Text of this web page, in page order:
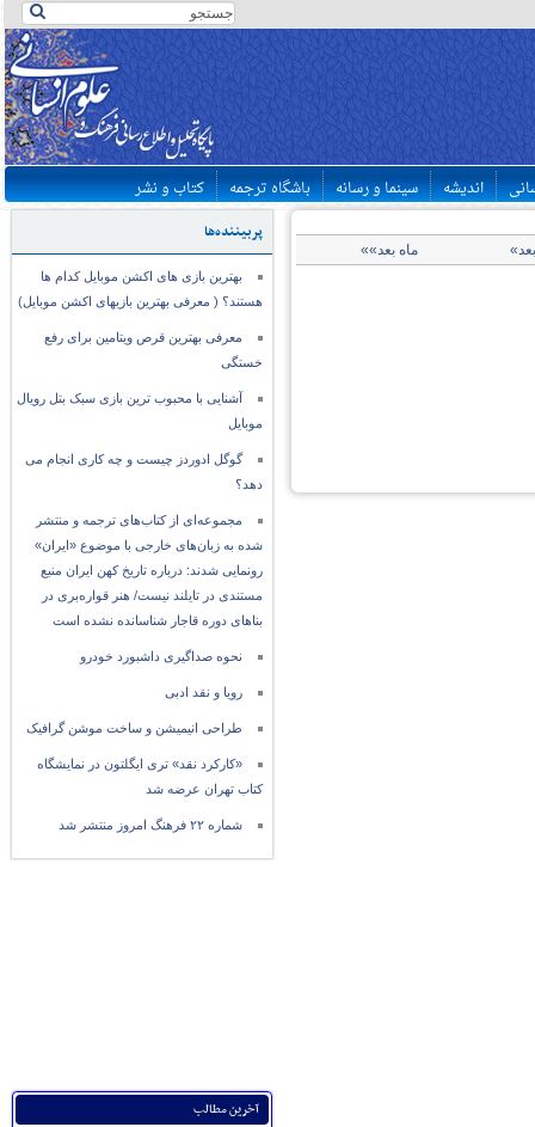
اندیشه سینما و رسانه باشگاه ترجمه کتاب و نشر
پربیننده‌ها
بهترین بازی های اکشن موبایل کدام ها
هستند؟ ( معرفی بهترین بازیهای اکشن موبایل)
معرفی بهترین قرص ویتامین برای رفع
خستگی
آشنایی با محبوب ترین بازی سبک بتل رویال
موبایل
گوگل ادوردز چیست و چه کاری انجام می
دهد؟
مجموعه‌ای از کتاب‌های ترجمه و منتشر
شده به زبان‌های خارجی با موضوع «ایران»
رونمایی شدند: درباره تاریخ کهن ایران منبع
مستندی در تایلند نیست/ هنر قواره‌بری در
بناهای دوره قاجار شناسانده نشده است
نحوه صداگیری داشبورد خودرو
رویا و نقد ادبی
طراحی انیمیشن و ساخت موشن گرافیک
«کارکرد نقد» تری ایگلتون در نمایشگاه
کتاب تهران عرضه شد
شماره ۲۲ فرهنگ امروز منتشر شد
آخرین مطالب
ماه بعد»»